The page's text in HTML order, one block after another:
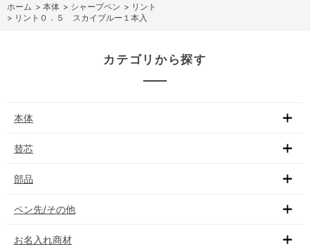
ホーム > 本体 > シャープペン > リント
> リント０．５ スカイブルー１本入
カテゴリから探す
本体
替芯
部品
ペン先/その他
お名入れ商材